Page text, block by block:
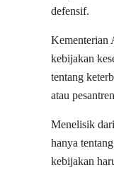
defensif.
Kementerian
kebijakan
tentang
atau
Menelisik
hanya
kebijakan